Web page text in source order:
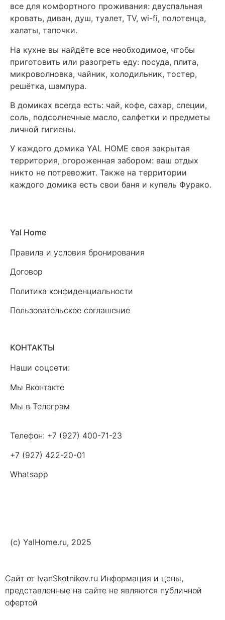
все для комфортного проживания: двуспальная
кровать, диван, душ, туалет, ТV, wi-fi, полотенца,
халаты, тапочки.
На кухне вы найдёте все необходимое, чтобы
приготовить или разогреть еду: посуда, плита,
микроволновка, чайник, холодильник, тостер,
решётка, шампура.
В домиках всегда есть: чай, кофе, сахар, специи,
соль, подсолнечные масло, салфетки и предметы
личной гигиены.
У каждого домика YAL HOME своя закрытая
территория, огороженная забором: ваш отдых
никто не потревожит. Также на территории
каждого домика есть свои баня и купель Фурако.
Yal Home
Правила и условия бронирования
Договор
Политика конфиденциальности
Пользовательское соглашение
КОНТАКТЫ
Наши соцсети:
Мы Вконтакте
Мы в Телеграм
Телефон: +7 (927) 400-71-23
+7 (927) 422-20-01
Whatsapp
(c) YalHome.ru, 2025
Сайт от IvanSkotnikov.ru Информация и цены,
представленные на сайте не являются публичной
офертой